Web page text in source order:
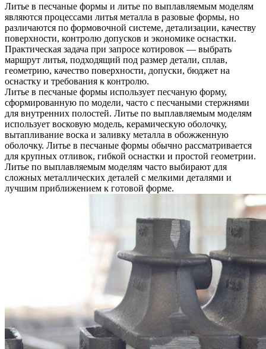
Литье в песчаные формы и литье по выплавляемым моделям
являются процессами литья металла в разовые формы, но
различаются по формовочной системе, детализации, качеству
поверхности, контролю допусков и экономике оснастки.
Практическая задача при запросе котировок — выбрать
маршрут литья, подходящий под размер детали, сплав,
геометрию, качество поверхности, допуски, бюджет на
оснастку и требования к контролю.
Литье в песчаные формы использует песчаную форму,
сформированную по модели, часто с песчаными стержнями
для внутренних полостей. Литье по выплавляемым моделям
использует восковую модель, керамическую оболочку,
вытапливание воска и заливку металла в обожженную
оболочку. Литье в песчаные формы обычно рассматривается
для крупных отливок, гибкой оснастки и простой геометрии.
Литье по выплавляемым моделям часто выбирают для
сложных металлических деталей с мелкими деталями и
лучшим приближением к готовой форме.